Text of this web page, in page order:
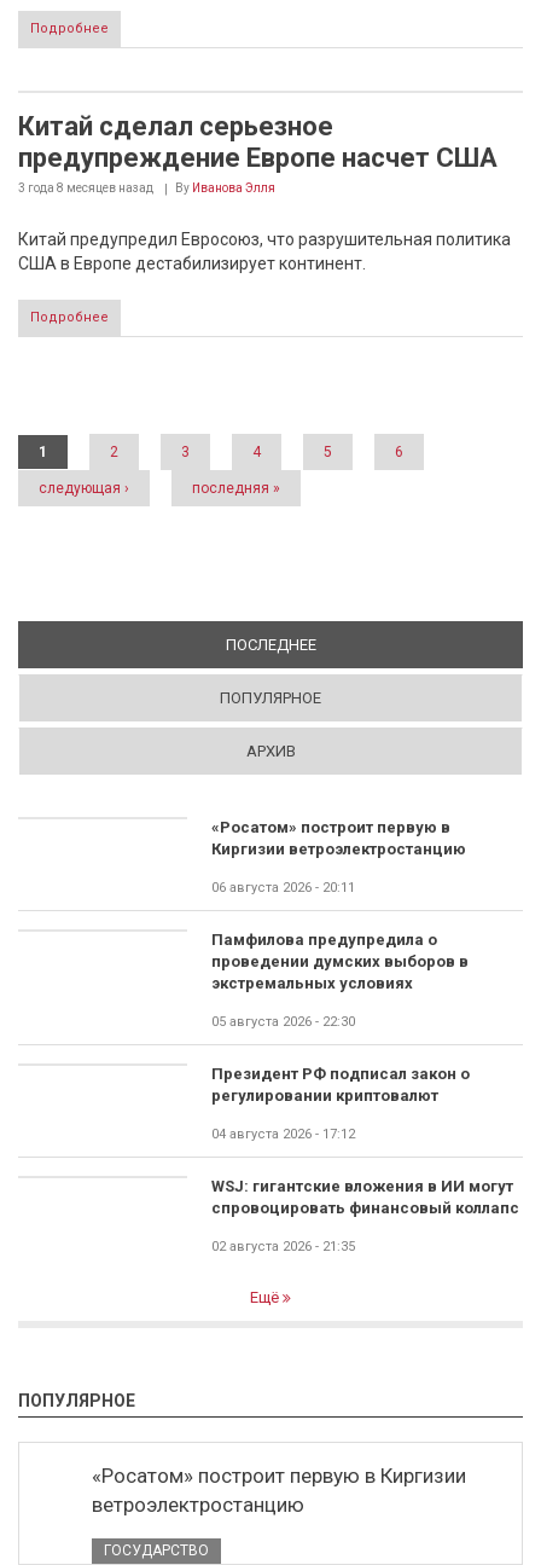
Подробнее
Китай сделал серьезное
предупреждение Европе насчет США
3 года 8 месяцев назад By Иванова Элля
Китай предупредил Евросоюз, что разрушительная политика
США в Европе дестабилизирует континент.
Подробнее
Страницы
1 2 3 4 5 6
следующая › последняя »
ПОСЛЕДНЕЕ(АКТИВНАЯ ВКЛАДКА)
ПОПУЛЯРНОЕ
АРХИВ
«Росатом» построит первую в
Киргизии ветроэлектростанцию
06 августа 2026 - 20:11
Памфилова предупредила о
проведении думских выборов в
экстремальных условиях
05 августа 2026 - 22:30
Президент РФ подписал закон о
регулировании криптовалют
04 августа 2026 - 17:12
WSJ: гигантские вложения в ИИ могут
спровоцировать финансовый коллапс
02 августа 2026 - 21:35
Ещё
ПОПУЛЯРНОЕ
«Росатом» построит первую в Киргизии
ветроэлектростанцию
ГОСУДАРСТВО